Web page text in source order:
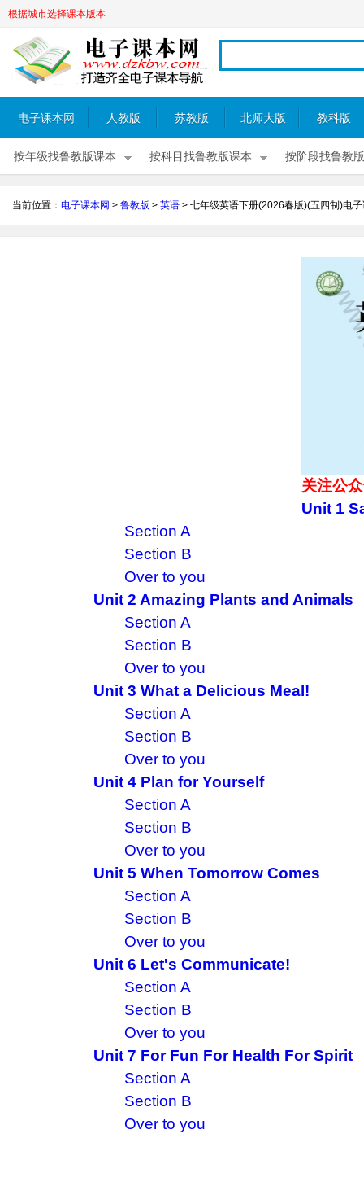
根据城市选择课本版本
电子课本网 人教版 苏教版 北师大版 教科版
按年级找鲁教版课本 按科目找鲁教版课本 按阶段找鲁教
当前位置： 电子课本网 > 鲁教版 > 英语 > 七年级英语下册(2026春版)(五四制)电
关注公
Unit 1
Section A
Section B
Over to you
Unit 2 Amazing Plants and Animals
Section A
Section B
Over to you
Unit 3 What a Delicious Meal!
Section A
Section B
Over to you
Unit 4 Plan for Yourself
Section A
Section B
Over to you
Unit 5 When Tomorrow Comes
Section A
Section B
Over to you
Unit 6 Let's Communicate!
Section A
Section B
Over to you
Unit 7 For Fun For Health For Spirit
Section A
Section B
Over to you